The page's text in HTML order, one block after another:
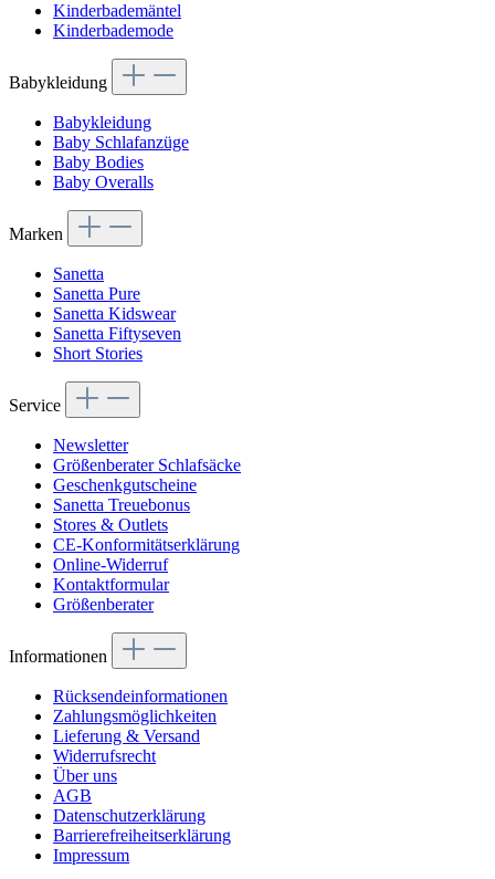
Kinderbademäntel
Kinderbademode
Babykleidung
Babykleidung
Baby Schlafanzüge
Baby Bodies
Baby Overalls
Marken
Sanetta
Sanetta Pure
Sanetta Kidswear
Sanetta Fiftyseven
Short Stories
Service
Newsletter
Größenberater Schlafsäcke
Geschenkgutscheine
Sanetta Treuebonus
Stores & Outlets
CE-Konformitätserklärung
Online-Widerruf
Kontaktformular
Größenberater
Informationen
Rücksendeinformationen
Zahlungsmöglichkeiten
Lieferung & Versand
Widerrufsrecht
Über uns
AGB
Datenschutzerklärung
Barrierefreiheitserklärung
Impressum